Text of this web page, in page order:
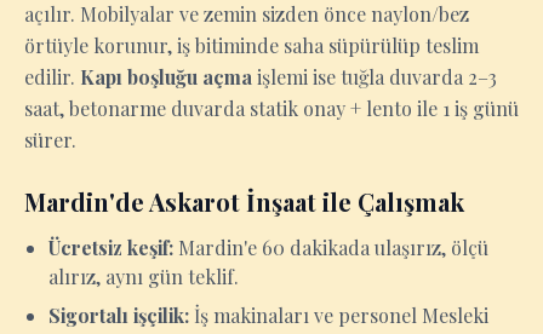
açılır. Mobilyalar ve zemin sizden önce naylon/bez
örtüyle korunur, iş bitiminde saha süpürülüp teslim
edilir. Kapı boşluğu açma işlemi ise tuğla duvarda 2–3
saat, betonarme duvarda statik onay + lento ile 1 iş günü
sürer.
Mardin'de Askarot İnşaat ile Çalışmak
Ücretsiz keşif: Mardin'e 60 dakikada ulaşırız, ölçü
alırız, aynı gün teklif.
Sigortalı işçilik: İş makinaları ve personel Mesleki